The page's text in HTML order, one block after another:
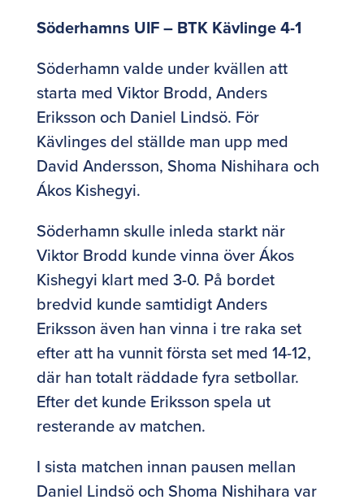
Söderhamns UIF – BTK Kävlinge 4-1
Söderhamn valde under kvällen att
starta med Viktor Brodd, Anders
Eriksson och Daniel Lindsö. För
Kävlinges del ställde man upp med
David Andersson, Shoma Nishihara och
Ákos Kishegyi.
Söderhamn skulle inleda starkt när
Viktor Brodd kunde vinna över Ákos
Kishegyi klart med 3-0. På bordet
bredvid kunde samtidigt Anders
Eriksson även han vinna i tre raka set
efter att ha vunnit första set med 14-12,
där han totalt räddade fyra setbollar.
Efter det kunde Eriksson spela ut
resterande av matchen.
I sista matchen innan pausen mellan
Daniel Lindsö och Shoma Nishihara var